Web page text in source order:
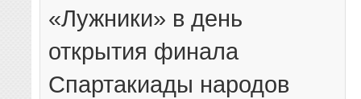
«Лужники» в день
открытия финала
Спартакиады народов